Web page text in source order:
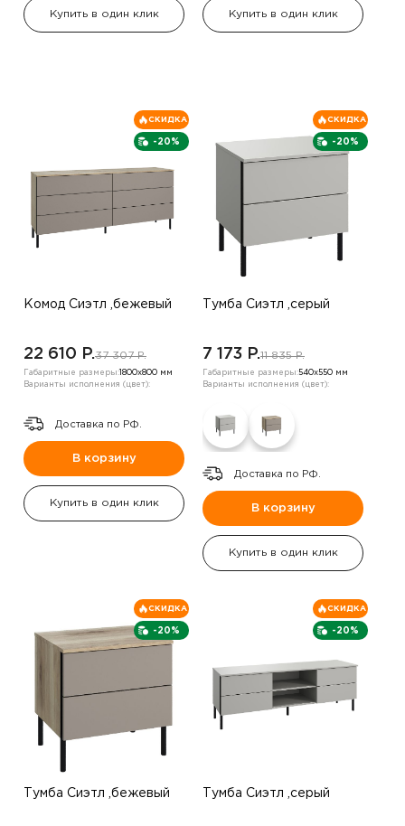
Купить в один клик Купить в один клик
-20%
СКИДКА
Комод Сиэтл ,бежевый
22 610 P.37 307 P.
Габаритные размеры: 1800х800 мм
Варианты исполнения (цвет):
Доставка по РФ.
В корзину
Купить в один клик
-20%
СКИДКА
Тумба Сиэтл ,серый
7 173 P.11 835 P.
Габаритные размеры:540х550 мм
Варианты исполнения (цвет):
Доставка по РФ.
В корзину
Купить в один клик
-20%
СКИДКА
Тумба Сиэтл ,бежевый
-20%
СКИДКА
Тумба Сиэтл ,серый